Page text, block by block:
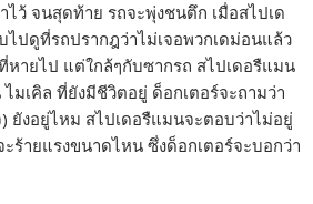
ไว้ จนสุดท้าย รถจะพุ่งชนตึก เมื่อสไปเด
ไปดูที่รถปรากฎว่าไม่เจอพวกเดม่อนแล้ว
ายไป แต่ใกล้ๆกับซากรถ สไปเดอรืแมน
มเคิล ที่ยังมีชีวิตอยู่ ด็อกเตอร์จะถามว่า
ยังอยู่ไหม สไปเดอรืแมนจะตอบว่าไม่อยู่
ร้ายแรงขนาดไหน ซึ่งด็อกเตอร์จะบอกว่า